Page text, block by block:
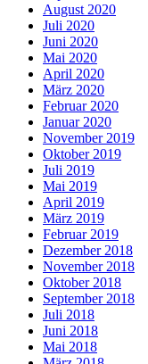
August 2020
Juli 2020
Juni 2020
Mai 2020
April 2020
März 2020
Februar 2020
Januar 2020
November 2019
Oktober 2019
Juli 2019
Mai 2019
April 2019
März 2019
Februar 2019
Dezember 2018
November 2018
Oktober 2018
September 2018
Juli 2018
Juni 2018
Mai 2018